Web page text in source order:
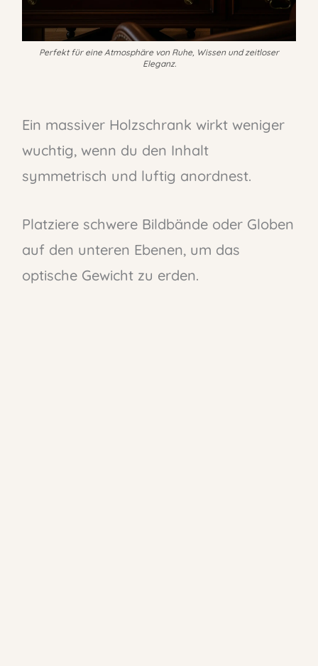
Perfekt für eine Atmosphäre von Ruhe, Wissen und zeitloser
Eleganz.
Ein massiver Holzschrank wirkt weniger
wuchtig, wenn du den Inhalt
symmetrisch und luftig anordnest.
Platziere schwere Bildbände oder Globen
auf den unteren Ebenen, um das
optische Gewicht zu erden.